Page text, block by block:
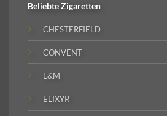
BeliebteZigaretten
CHESTERFIELD
CONVENT
L&M
ELIXYR